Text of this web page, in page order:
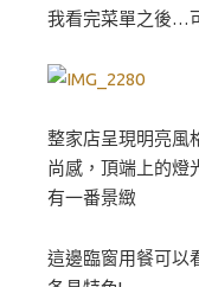
我看完菜單之後…
整家店呈現明亮風
尚感，頂端上的燈
有一番景緻
這邊臨窗用餐可以